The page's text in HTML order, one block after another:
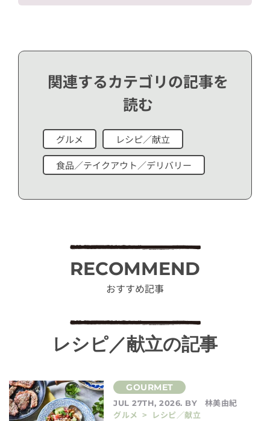
関連するカテゴリの記事を
読む
グルメ レシピ／献立
食品／テイクアウト／デリバリー
RECOMMEND
おすすめ記事
レシピ／献立の記事
JUL 27TH, 2026. BY
林美由紀
グルメ > レシピ／献立